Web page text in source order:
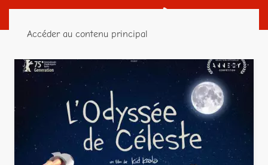
Accéder au contenu principal